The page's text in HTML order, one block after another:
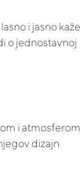
i jasno
o jednostavnoj
i atmosferom
dizajn